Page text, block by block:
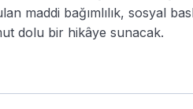
maddi bağımlılık, sosyal
dolu bir hikâye sunacak.